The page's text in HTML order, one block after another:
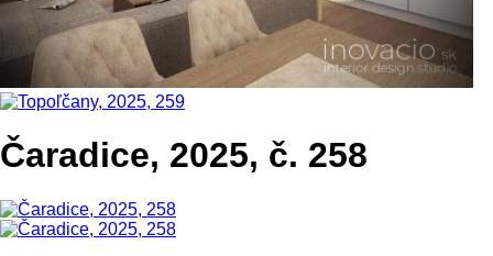
Čaradice, 2025, č. 258